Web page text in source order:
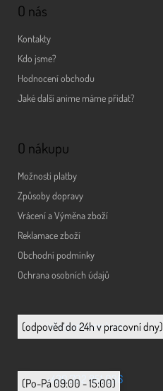
O nás
Kontakty
Kdo jsme?
Hodnocení obchodu
Jaké další anime máme přidat?
O nákupu
Možnosti platby
Způsoby dopravy
Vrácení a Výměna zboží
Reklamace zboží
Obchodní podmínky
Ochrana osobních údajů
info@animerch.cz
(odpověď do 24h v pracovní dny)
+420 702 851 036
(Po-Pá 09:00 - 15:00)